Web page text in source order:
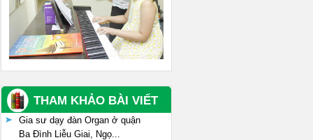
THAM KHẢO BÀI VIẾT
Gia sư dạy đàn Organ ở quận
Ba Đình Liễu Giai, Ngọ...